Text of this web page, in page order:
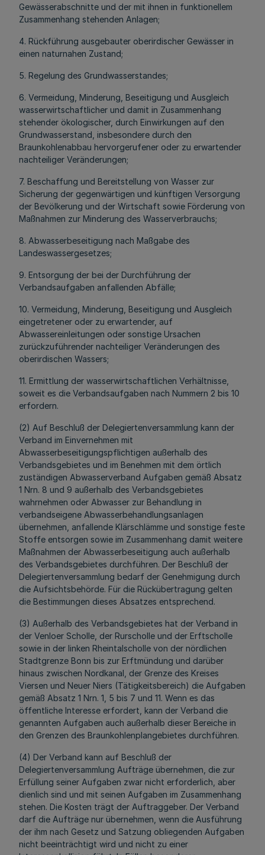
Gewässerabschnitte und der mit ihnen in funktionellem
Zusammenhang stehenden Anlagen;
4. Rückführung ausgebauter oberirdischer Gewässer in
einen naturnahen Zustand;
5. Regelung des Grundwasserstandes;
6. Vermeidung, Minderung, Beseitigung und Ausgleich
wasserwirtschaftlicher und damit in Zusammenhang
stehender ökologischer, durch Einwirkungen auf den
Grundwasserstand, insbesondere durch den
Braunkohlenabbau hervorgerufener oder zu erwartender
nachteiliger Veränderungen;
7. Beschaffung und Bereitstellung von Wasser zur
Sicherung der gegenwärtigen und künftigen Versorgung
der Bevölkerung und der Wirtschaft sowie Förderung von
Maßnahmen zur Minderung des Wasserverbrauchs;
8. Abwasserbeseitigung nach Maßgabe des
Landeswassergesetzes;
9. Entsorgung der bei der Durchführung der
Verbandsaufgaben anfallenden Abfälle;
10. Vermeidung, Minderung, Beseitigung und Ausgleich
eingetretener oder zu erwartender, auf
Abwassereinleitungen oder sonstige Ursachen
zurückzuführender nachteiliger Veränderungen des
oberirdischen Wassers;
11. Ermittlung der wasserwirtschaftlichen Verhältnisse,
soweit es die Verbandsaufgaben nach Nummern 2 bis 10
erfordern.
(2) Auf Beschluß der Delegiertenversammlung kann der
Verband im Einvernehmen mit
Abwasserbeseitigungspflichtigen außerhalb des
Verbandsgebietes und im Benehmen mit dem örtlich
zuständigen Abwasserverband Aufgaben gemäß Absatz
1 Nrn. 8 und 9 außerhalb des Verbandsgebietes
wahrnehmen oder Abwasser zur Behandlung in
verbandseigene Abwasserbehandlungsanlagen
übernehmen, anfallende Klärschlämme und sonstige feste
Stoffe entsorgen sowie im Zusammenhang damit weitere
Maßnahmen der Abwasserbeseitigung auch außerhalb
des Verbandsgebietes durchführen. Der Beschluß der
Delegiertenversammlung bedarf der Genehmigung durch
die Aufsichtsbehörde. Für die Rückübertragung gelten
die Bestimmungen dieses Absatzes entsprechend.
(3) Außerhalb des Verbandsgebietes hat der Verband in
der Venloer Scholle, der Rurscholle und der Erftscholle
sowie in der linken Rheintalscholle von der nördlichen
Stadtgrenze Bonn bis zur Erftmündung und darüber
hinaus zwischen Nordkanal, der Grenze des Kreises
Viersen und Neuer Niers (Tätigkeitsbereich) die Aufgaben
gemäß Absatz 1 Nrn. 1, 5 bis 7 und 11. Wenn es das
öffentliche Interesse erfordert, kann der Verband die
genannten Aufgaben auch außerhalb dieser Bereiche in
den Grenzen des Braunkohlenplangebietes durchführen.
(4) Der Verband kann auf Beschluß der
Delegiertenversammlung Aufträge übernehmen, die zur
Erfüllung seiner Aufgaben zwar nicht erforderlich, aber
dienlich sind und mit seinen Aufgaben im Zusammenhang
stehen. Die Kosten trägt der Auftraggeber. Der Verband
darf die Aufträge nur übernehmen, wenn die Ausführung
der ihm nach Gesetz und Satzung obliegenden Aufgaben
nicht beeinträchtigt wird und nicht zu einer